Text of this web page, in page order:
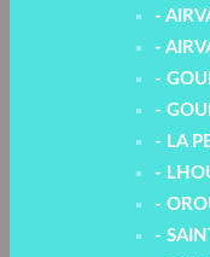
-
-
-
-
- LA
-
-
-